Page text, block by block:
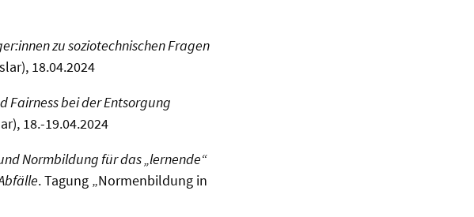
zu soziotechnischen Fragen
18.04.2024
Fairness bei der Entsorgung
18.-19.04.2024
Normbildung für das „lernende“
. Tagung „Normenbildung in